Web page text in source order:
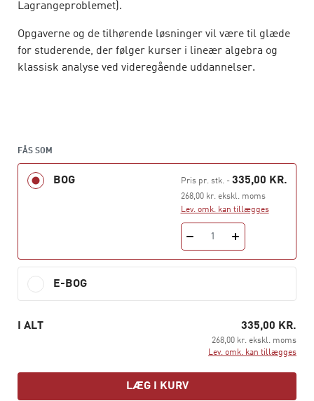
Lagrangeproblemet).
Opgaverne og de tilhørende løsninger vil være til glæde
for studerende, der følger kurser i lineær algebra og
klassisk analyse ved videregående uddannelser.
FÅS SOM
BOG Pris pr. stk.- 335,00 KR.
268,00 kr. ekskl. moms
Lev. omk. kan tillægges
1
E-BOG
I ALT 335,00 KR.
268,00 kr. ekskl. moms
Lev. omk. kan tillægges
LÆG I KURV